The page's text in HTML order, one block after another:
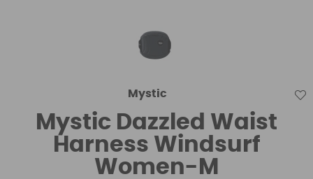
Mystic
Mystic Dazzled Waist
Harness Windsurf
Women-M